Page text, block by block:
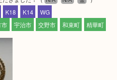
員を募集しておりますの
ください！！